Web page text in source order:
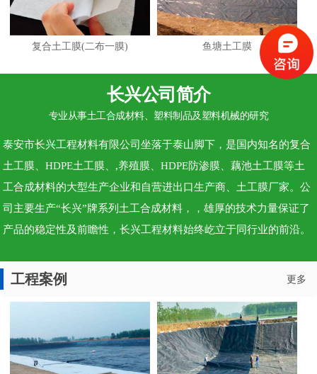
复合土工膜(二布一膜) 鱼塘土工膜
长兴公司简介
专业从事土工合成材料、塑料制品及塑料机械的研究
泰安市长兴工程材料有限公司坐落于泰山脚下，是国内知名的复合
土工膜、HDPE土工膜、,养殖膜、HDPE防渗膜、藕池土工膜等土
工合成材料的大型生产企业和自营进出口生产商、土工膜厂家。公
司主要生产“长兴”牌系列土工合成材料，，雄厚的技术力量保证了
产品的稳定性及前瞻性，长兴工程材料始终屹立于同行业的前沿。
工程案例 更多